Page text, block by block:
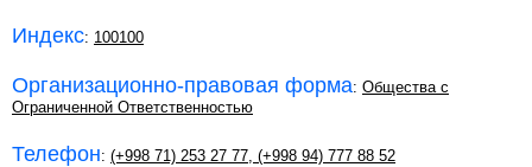
Индекс: 100100
Организационно-правовая форма: Общества с
Ограниченной Ответственностью
Телефон: (+998 71) 253 27 77 (+998 94) 777 88 52